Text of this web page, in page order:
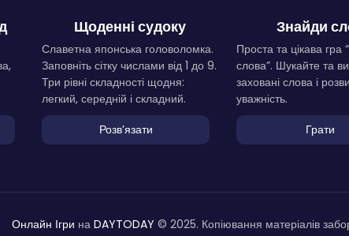
Щоденні судоку
Славетна японська головоломка.
Заповніть сітку числами від 1 до 9.
Три рівні складності щодня:
легкий, середній і складний.
Розвʼязати
Знайди
Проста та цікава гра
слова”. Шукайте та
заховані слова і
уважність.
Грати
Онлайн Ігри на DAYTODAY © 2025. Копіювання матеріалів